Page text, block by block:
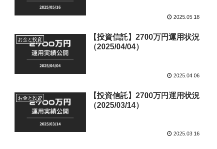
2025.05.18
お金と投資
【投資信託】2700万円運用状況
（2025/04/04）
2025.04.06
お金と投資
【投資信託】2700万円運用状況
（2025/03/14）
2025.03.16